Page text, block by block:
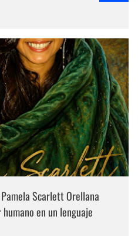
Scarlett Orellana
en un lenguaje